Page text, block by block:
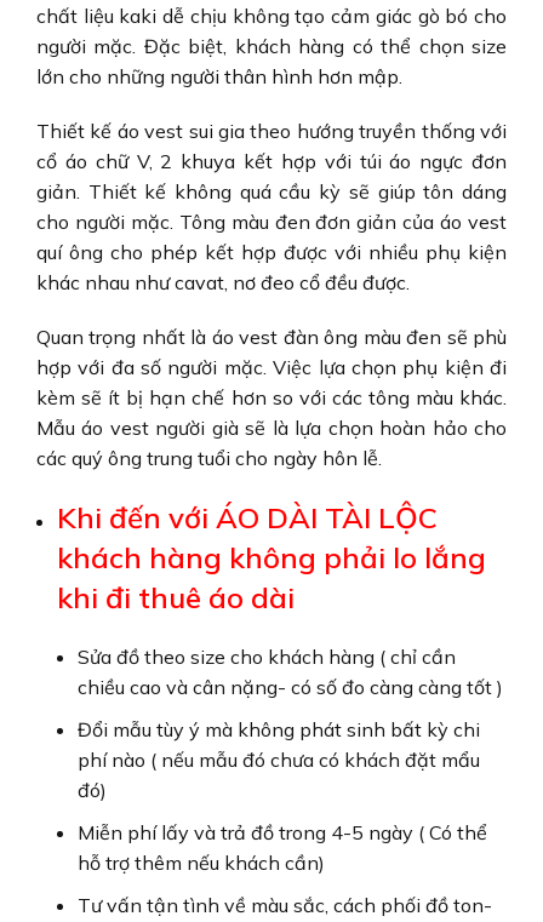
chất liệu kaki dễ chịu không tạo cảm giác gò bó cho
người mặc. Đặc biệt, khách hàng có thể chọn size
lớn cho những người thân hình hơn mập.
Thiết kế áo vest sui giatheo hướng truyền thống với
cổ áo chữ V, 2 khuya kết hợp với túi áo ngực đơn
giản. Thiết kế không quá cầu kỳ sẽ giúp tôn dáng
cho người mặc. Tông màu đen đơn giản củaáo vest
quí ông cho phép kết hợp được với nhiều phụ kiện
khác nhau như cavat, nơ đeo cổ đều được.
Quan trọng nhất là áo vest đàn ông màu đen sẽ phù
hợp với đa số người mặc. Việc lựa chọn phụ kiện đi
kèm sẽ ít bị hạn chế hơn so với các tông màu khác.
Mẫuáo vest người giàsẽ là lựa chọn hoàn hảo cho
các quý ông trung tuổi cho ngày hôn lễ.
Khi đến với ÁO DÀI TÀI LỘC
khách hàng không phải lo lắng
khi đi thuê áo dài
Sửa đồ theo size cho khách hàng ( chỉ cần
chiều cao và cân nặng- có số đo càng càng tốt )
Đổi mẫu tùy ý mà không phát sinh bất kỳ chi
phí nào ( nếu mẫu đó chưa có khách đặt mẩu
đó)
Miễn phí lấy và trả đồ trong 4-5 ngày ( Có thể
hỗ trợ thêm nếu khách cần)
Tư vấn tận tình về màu sắc, cách phối đồ ton-